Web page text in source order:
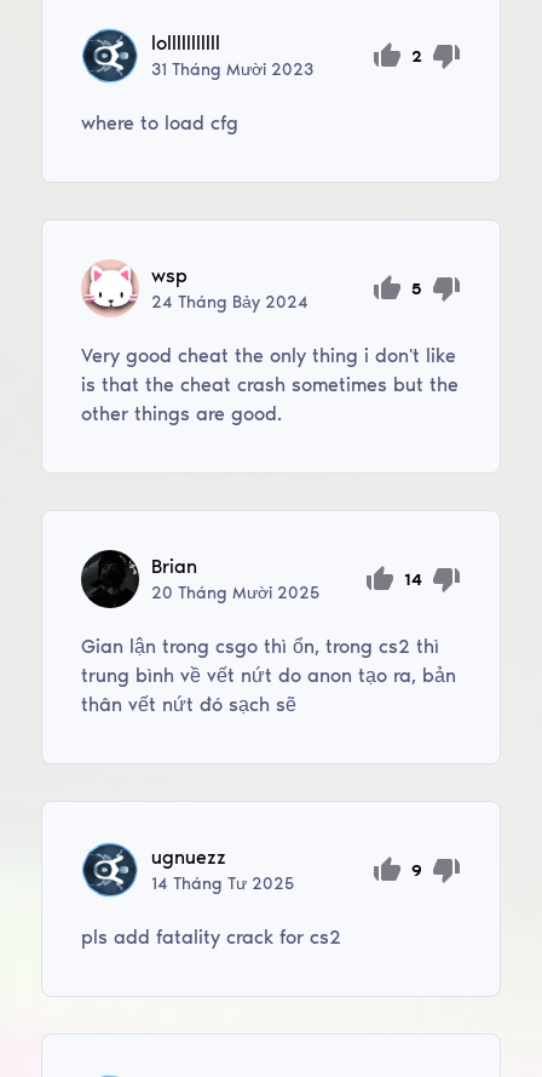
lolllllllllll
31Tháng Mười 2023
2
where to load cfg
wsp
24Tháng Bảy 2024
5
Very good cheat the only thing i don't like
is that the cheat crash sometimes but the
other things are good.
Brian
20Tháng Mười 2025
14
Gian lận trong csgo thì ổn, trong cs2 thì
trung bình về vết nứt do anon tạo ra, bản
thân vết nứt đó sạch sẽ
ugnuezz
14Tháng Tư 2025
9
pls add fatality crack for cs2